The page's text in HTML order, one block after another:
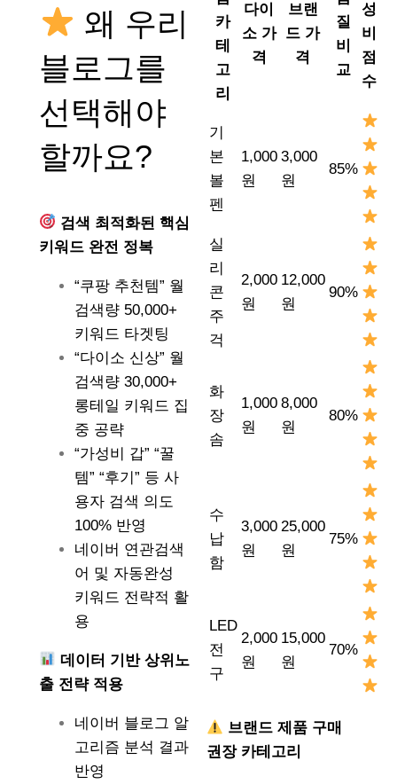
왜 우리
블로그를
선택해야
할까요?
검색 최적화된 핵심
키워드 완전 정복
“쿠팡 추천템” 월
검색량 50,000+
키워드 타겟팅
“다이소 신상” 월
검색량 30,000+
롱테일 키워드 집
중 공략
“가성비 갑” “꿀
템” “후기” 등 사
용자 검색 의도
100% 반영
네이버 연관검색
어 및 자동완성
키워드 전략적 활
용
데이터 기반 상위노
출 전략 적용
네이버 블로그 알
고리즘 분석 결과
반영
카
테
고
리
다이
소 가
격
브랜
드 가
격
질
비
교
성
비
점
수
기
본
볼
펜
1,000
원
3,000
원
85%
실
리
콘
주
걱
2,000
원
12,000
원
90%
화
장
솜
1,000
원
8,000
원
80%
수
납
함
3,000
원
25,000
원
75%
LED
전
구
2,000
원
15,000
원
70%
브랜드 제품 구매
권장 카테고리